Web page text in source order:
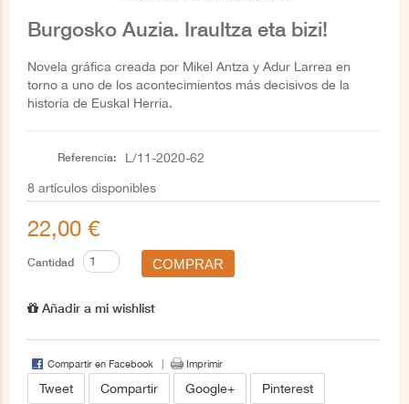
Burgosko Auzia. Iraultza eta bizi!
Novela gráfica creada por Mikel Antza y Adur Larrea en
torno a uno de los acontecimientos más decisivos de la
historia de Euskal Herria.
Referencia: L/11-2020-62
8 artículos disponibles
22,00 €
Cantidad
Añadir a mi wishlist
Compartir en Facebook Imprimir
Tweet Compartir Google+ Pinterest